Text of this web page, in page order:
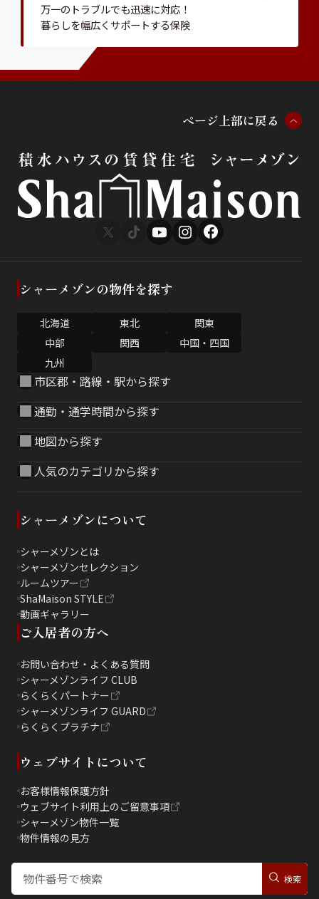
万一のトラブルでも迅速に対応！
暮らしを幅広くサポートする保険
ページ 上部に戻る
シャーメゾンの物件を探す
北海道 東北
関東
中部
関西
中国・四国
九州
市区郡・路線・駅から探す
通勤・通学時間から探す
地図から探す
人気のカテゴリから探す
シャーメゾンについて
シャーメゾンとは
シャーメゾンセレクション
ルームツアー
ShaMaison STYLE
動画ギャラリー
ご入居者の方へ
お問い合わせ・よくある質問
シャーメゾンライフ CLUB
らくらくパートナー
シャーメゾンライフ GUARD
らくらくプラチナ
ウェブサイトについて
お客様情報保護方針
ウェブサイト利用上のご留意事項
シャーメゾン物件一覧
物件情報の見方